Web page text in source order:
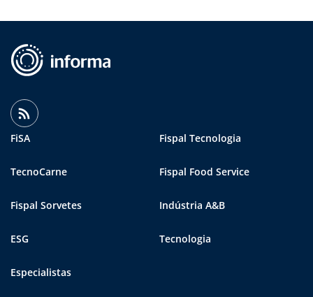
FiSA Fispal Tecnologia
TecnoCarne Fispal Food Service
Fispal Sorvetes Indústria A&B
ESG Tecnologia
Especialistas